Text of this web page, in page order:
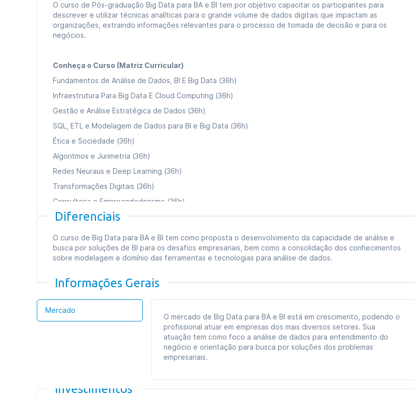
O curso de Pós-graduação Big Data para BA e BI tem por objetivo capacitar os participantes para
descrever e utilizar técnicas analíticas para o grande volume de dados digitais que impactam as
organizações, extraindo informações relevantes para o processo de tomada de decisão e para os
negócios.
Conheça o Curso (Matriz Curricular)
Fundamentos de Análise de Dados, BI E Big Data (36h)
Infraestrutura Para Big Data E Cloud Computing (36h)
Gestão e Análise Estratégica de Dados (36h)
SQL, ETL e Modelagem de Dados para BI e Big Data (36h)
Ética e Sociedade (36h)
Algoritmos e Jurimetria (36h)
Redes Neuraus e Deep Learning (36h)
Transformações Digitais (36h)
Consultoria e Empreendedorismo (36h)
Data Mining (Mineração De Dados (36h)
Carga horária total:360h
Tipo de curso:Especialização
Duração:
09 meses
Formato das aulas:
Diferenciais
O curso de Big Data para BA e BI tem como proposta o desenvolvimento da capacidade de análise e
busca por soluções de BI para os desafios empresariais, bem como a consolidação dos conhecimentos
sobre modelagem e domínio das ferramentas e tecnologias para análise de dados.
Informações Gerais
Mercado
O mercado de Big Data para BA e BI está em crescimento, podendo o
profissional atuar em empresas dos mais diversos setores. Sua
atuação tem como foco a análise de dados para entendimento do
negócio e orientação para busca por soluções dos problemas
empresariais.
Investimentos